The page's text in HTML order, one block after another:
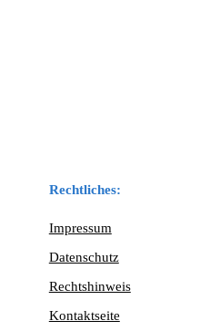
Rechtliches:
Impressum
Datenschutz
Rechtshinweis
Kontaktseite